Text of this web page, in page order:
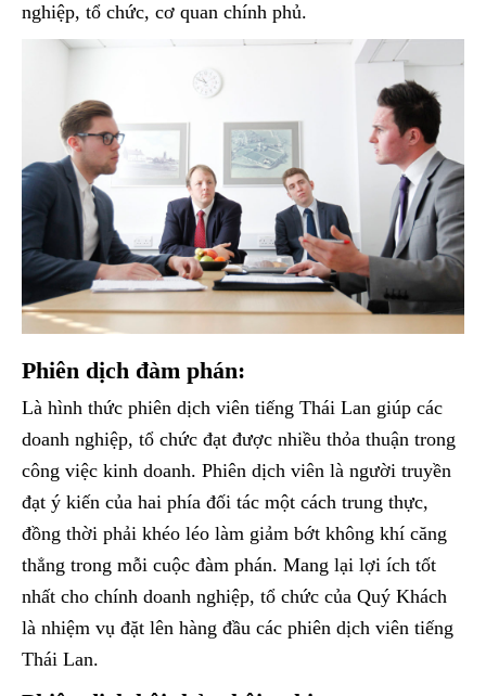
nghiệp, tổ chức, cơ quan chính phủ.
Phiên dịch đàm phán:
Là hình thức phiên dịch viên tiếng Thái Lan giúp các
doanh nghiệp, tổ chức đạt được nhiều thỏa thuận trong
công việc kinh doanh. Phiên dịch viên là người truyền
đạt ý kiến của hai phía đối tác một cách trung thực,
đồng thời phải khéo léo làm giảm bớt không khí căng
thẳng trong mỗi cuộc đàm phán. Mang lại lợi ích tốt
nhất cho chính doanh nghiệp, tổ chức của Quý Khách
là nhiệm vụ đặt lên hàng đầu các phiên dịch viên tiếng
Thái Lan.